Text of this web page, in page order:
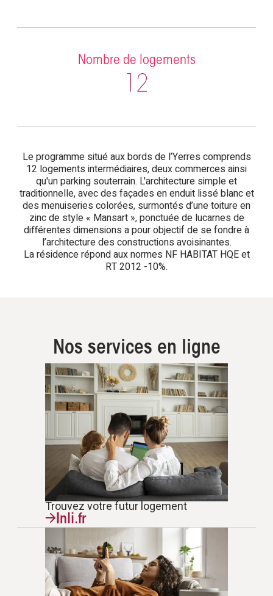
Nombre de logements
12
Le programme situé aux bords de l’Yerres comprends
12 logements intermédiaires, deux commerces ainsi
qu'un parking souterrain. L'architecture simple et
traditionnelle, avec des façades en enduit lissé blanc et
des menuiseries colorées, surmontés d’une toiture en
zinc de style « Mansart », ponctuée de lucarnes de
différentes dimensions a pour objectif de se fondre à
l’architecture des constructions avoisinantes.
La résidence répond aux normes NF HABITAT HQE et
RT 2012 -10%.
Nos services en ligne
Trouvez votre futur logement
Inli.fr